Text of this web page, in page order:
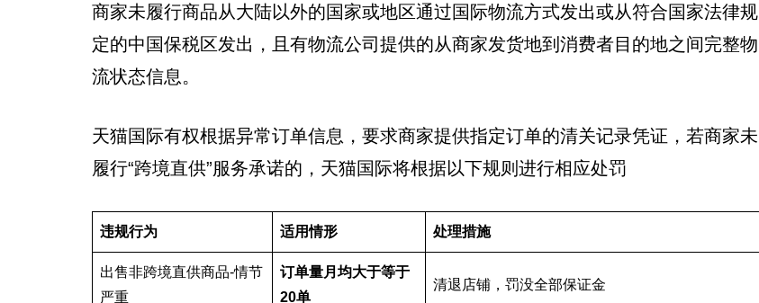
商家未履行商品从大陆以外的国家或地区通过国际物流方式发出或从符合国家法律规
定的中国保税区发出，且有物流公司提供的从商家发货地到消费者目的地之间完整物
流状态信息。
天猫国际有权根据异常订单信息，要求商家提供指定订单的清关记录凭证，若商家未
履行“跨境直供”服务承诺的，天猫国际将根据以下规则进行相应处罚
违规行为 适用情形 处理措施
出售非跨境直供商品-情节
严重
订单量月均大于等于
20单
清退店铺，罚没全部保证金